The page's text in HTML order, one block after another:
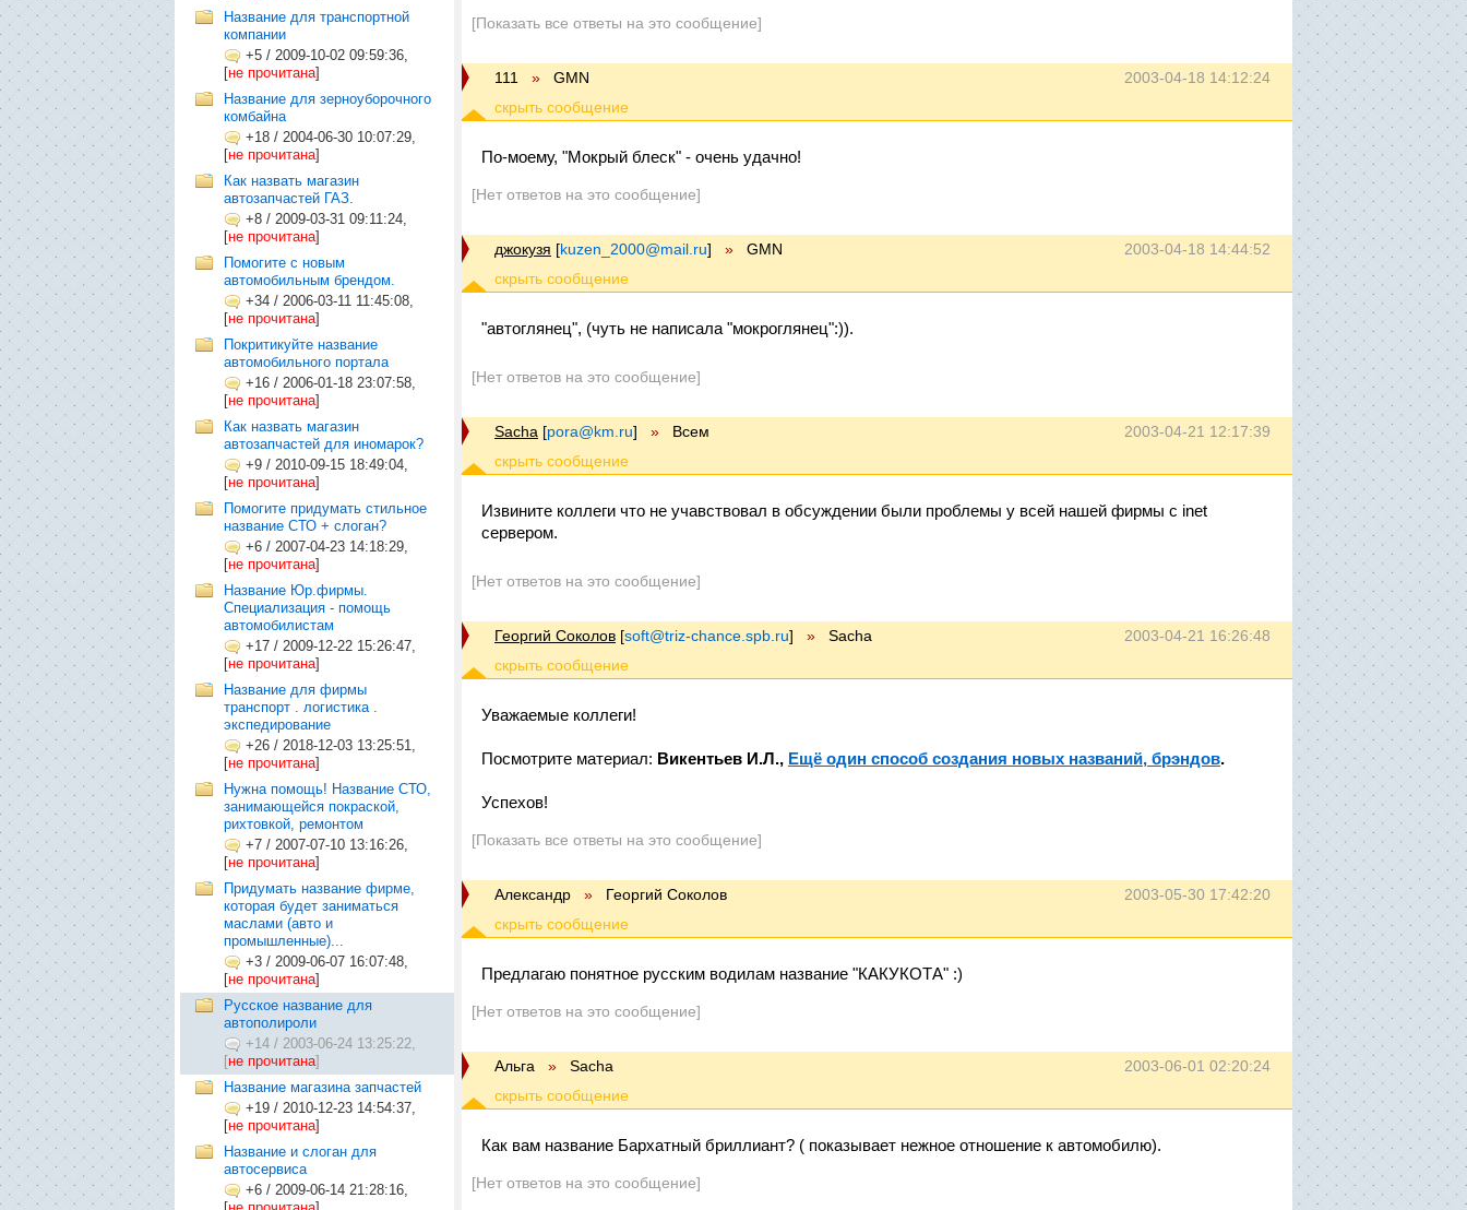
Название для транспортной
компании
+5 / 2009-10-02 09:59:36,
[не прочитана]
Название для зерноуборочного
комбайна
+18 / 2004-06-30 10:07:29,
[не прочитана]
Как назвать магазин
автозапчастей ГАЗ.
+8 / 2009-03-31 09:11:24,
[не прочитана]
Помогите c новым
автомобильным брендом.
+34 / 2006-03-11 11:45:08,
[не прочитана]
Покритикуйте название
автомобильного портала
+16 / 2006-01-18 23:07:58,
[не прочитана]
Как назвать магазин
автозапчастей для иномарок?
+9 / 2010-09-15 18:49:04,
[не прочитана]
Помогите придумать стильное
название СТО + слоган?
+6 / 2007-04-23 14:18:29,
[не прочитана]
Название Юр.фирмы.
Специализация - помощь
автомобилистам
+17 / 2009-12-22 15:26:47,
[не прочитана]
Название для фирмы
транспорт . логистика .
экспедирование
+26 / 2018-12-03 13:25:51,
[не прочитана]
Нужна помощь! Название СТО,
занимающейся покраской,
рихтовкой, ремонтом
+7 / 2007-07-10 13:16:26,
[не прочитана]
Придумать название фирме,
которая будет заниматься
маслами (авто и
промышленные)...
+3 / 2009-06-07 16:07:48,
[не прочитана]
Русское название для
автополироли
+14 / 2003-06-24 13:25:22,
[не прочитана]
Название магазина запчастей
+19 / 2010-12-23 14:54:37,
[не прочитана]
Название и слоган для
автосервиса
+6 / 2009-06-14 21:28:16,
[Показать все ответы на это сообщение]
2003-04-18 14:12:24
111 » GMN
По-моему, "Мокрый блеск" - очень удачно!
[Нет ответов на это сообщение]
2003-04-18 14:44:52
джокузя [kuzen_2000@mail.ru] » GMN
"автоглянец", (чуть не написала "мокроглянец":)).
[Нет ответов на это сообщение]
2003-04-21 12:17:39
Sacha [pora@km.ru] » Всем
Извините коллеги что не учавствовал в обсуждении были проблемы у всей нашей фирмы с inet
сервером.
[Нет ответов на это сообщение]
2003-04-21 16:26:48
Георгий Соколов [soft@triz-chance.spb.ru] » Sacha
Уважаемые коллеги!
Посмотрите материал: Викентьев И.Л., Ещё один способ создания новых названий, брэндов.
Успехов!
[Показать все ответы на это сообщение]
2003-05-30 17:42:20
Александр » Георгий Соколов
Предлагаю понятное русским водилам название "КАКУКОТА" :)
[Нет ответов на это сообщение]
2003-06-01 02:20:24
Альга » Sacha
Как вам название Бархатный бриллиант? ( показывает нежное отношение к автомобилю).
[Нет ответов на это сообщение]